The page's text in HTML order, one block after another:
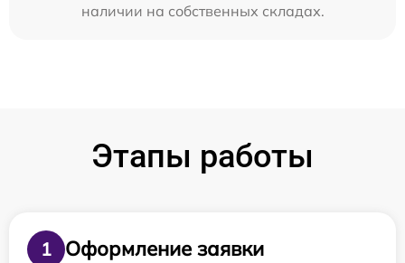
наличии на собственных складах.
Этапы работы
1
Оформление заявки